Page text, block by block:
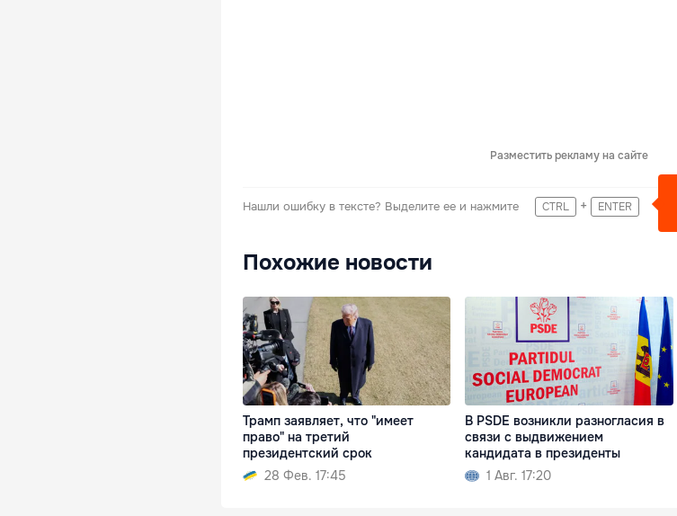
Разместить рекламу на сайте
Нашли ошибку в тексте? Выделите ее и нажмите CTRL + ENTER
Похожие новости
Трамп заявляет, что "имеет
право" на третий
президентский срок
28 Фев. 17:45
В PSDE возникли разногласия в
связи с выдвижением
кандидата в президенты
1 Авг. 17:20